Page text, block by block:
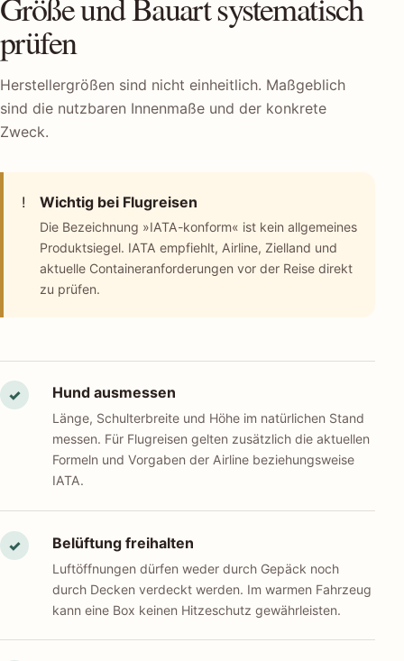
prüfen
Herstellergrößen sind nicht einheitlich. Maßgeblich
sind die nutzbaren Innenmaße und der konkrete
Zweck.
! Wichtig bei Flugreisen
Die Bezeichnung »IATA-konform« ist kein allgemeines
Produktsiegel. IATA empfiehlt, Airline, Zielland und
aktuelle Containeranforderungen vor der Reise direkt
zu prüfen.
✓ Hund ausmessen
Länge, Schulterbreite und Höhe im natürlichen Stand
messen. Für Flugreisen gelten zusätzlich die aktuellen
Formeln und Vorgaben der Airline beziehungsweise
IATA.
✓ Belüftung freihalten
Luftöffnungen dürfen weder durch Gepäck noch
durch Decken verdeckt werden. Im warmen Fahrzeug
kann eine Box keinen Hitzeschutz gewährleisten.